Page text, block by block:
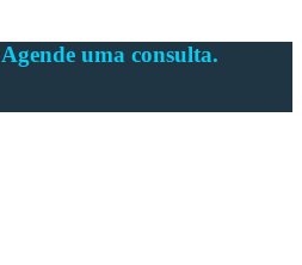
Agende uma consulta.